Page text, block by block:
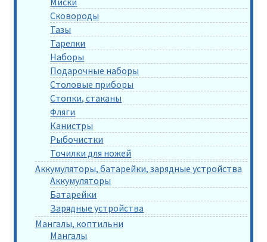
Сковороды
Тазы
Тарелки
Наборы
Подарочные наборы
Столовые приборы
Стопки, стаканы
Фляги
Канистры
Рыбочистки
Точилки для ножей
Аккумуляторы, батарейки, зарядные устройства
Аккумуляторы
Батарейки
Зарядные устройства
Мангалы, коптильни
Мангалы